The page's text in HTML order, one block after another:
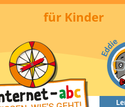
für Kinder